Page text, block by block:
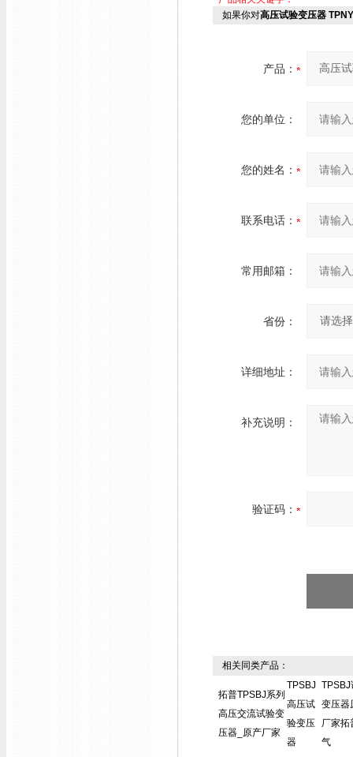
如果你对高压试验变压器
产品：
您的单位：
您的姓名：
联系电话：
常用邮箱：
省份：
详细地址：
补充说明：
验证码：
相关同类产品：
拓普TPSBJ系列
高压交流试验变
压器_原产厂家
TPSBJ
高压试
验变压
器
TPSBJ
变压器
厂家拓
气